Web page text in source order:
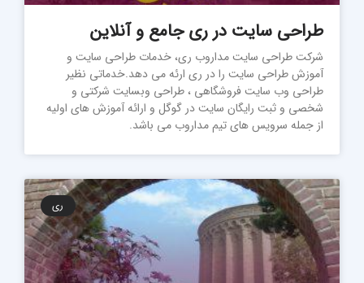
طراحی سایت در ری جامع و آنلاین
شرکت طراحی سایت مداروب ری، خدمات طراحی سایت و
آموزش طراحی سایت را در ری ارئه می دهد.خدماتی نظیر
طراحی وب سایت فروشگاهی ، طراحی وبسایت شرکتی و
شخصی و ثبت رایگان سایت در گوگل و ارائه آموزش های اولیه
از جمله سرویس های تیم مداروب می باشد.
ری